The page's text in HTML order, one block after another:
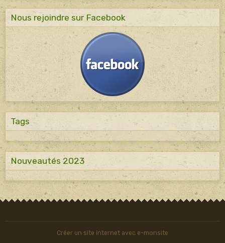
Nous rejoindre sur Facebook
Tags
Nouveautés 2023
Créer un site internet avec e-monsite